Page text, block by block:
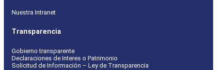
Nuestra Intranet
Transparencia
Gobierno transparente
Declaraciones de Interes o Patrimonio
Solicitud de Información – Ley de Transparencia